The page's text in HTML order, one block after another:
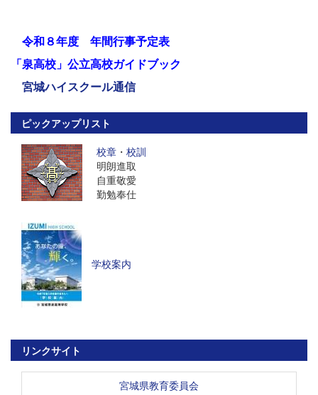
令和８年度 年間行事予定表
「泉高校」公立高校ガイドブック
宮城ハイスクール通信
ピックアップリスト
校章 ・ 校訓
明朗進取
自重敬愛
勤勉奉仕
学校案内
リンクサイト
宮城県教育委員会